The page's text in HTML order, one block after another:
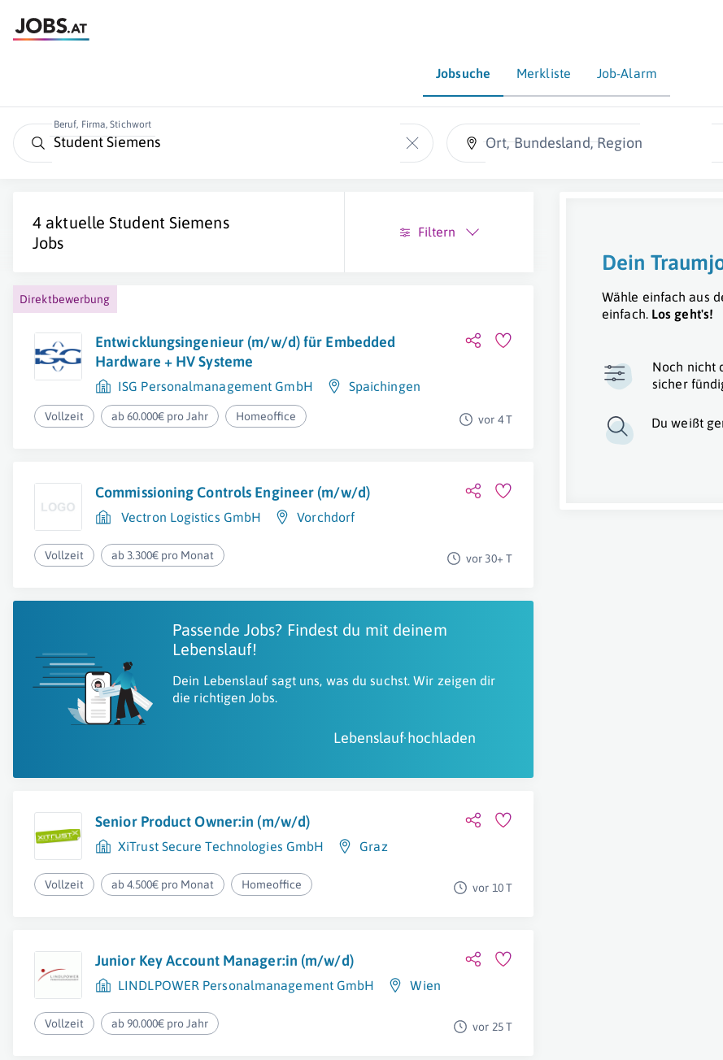
Jobsuche Merkliste Job-Alarm
Beruf, Firma, Stichwort
Ort, Bundesland, Region
4 aktuelleStudent Siemens
Jobs
Filtern
Direktbewerbung
Entwicklungsingenieur (m/w/d) für Embedded
Hardware + HV Systeme
ISG Personalmanagement GmbH Spaichingen
Vollzeit ab 60.000€ pro Jahr Homeoffice vor 4 T
Commissioning Controls Engineer (m/w/d)
Vectron Logistics GmbH Vorchdorf
Vollzeit ab 3.300€ pro Monat vor 30+ T
Passende Jobs? Findest du mit deinem
Lebenslauf!
Dein Lebenslauf sagt uns, was du suchst. Wir zeigen dir
die richtigen Jobs.
Lebenslauf hochladen
Senior Product Owner:in (m/w/d)
XiTrust Secure Technologies GmbH Graz
Vollzeit ab 4.500€ pro Monat Homeoffice vor 10 T
Junior Key Account Manager:in (m/w/d)
LINDLPOWER Personalmanagement GmbH Wien
Vollzeit ab 90.000€ pro Jahr vor 25 T
Dein
Wähle einfach aus
einfach. Los geht's!
Noch nicht
sicher
Du weißt